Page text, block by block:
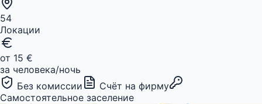
54
Локации
от 15 €
за человека/ночь
Без комиссии
Счёт на фирму
Самостоятельное заселение